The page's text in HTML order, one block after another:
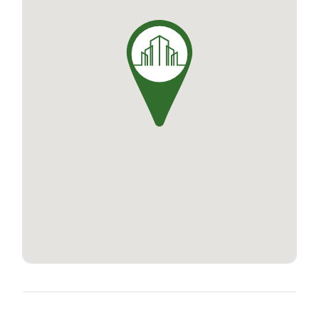
stationnement aérienne pour faciliter le
quotidien des résidents. Les appartements,
comprenant jusqu'à 4 pièces avec suite
parentale, offrent un agencement optimisé des
espaces pour garantir confort et fonctionnalité.
Pour en savoir plus sur notre résidence Côté
Plage, contactez-nous dès aujourd'hui au 0 800